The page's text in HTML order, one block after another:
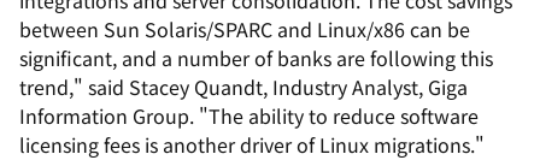
between Sun Solaris/SPARC and Linux/x86 can be
significant, and a number of banks are following this
trend," said Stacey Quandt, Industry Analyst, Giga
Information Group. "The ability to reduce software
licensing fees is another driver of Linux migrations."